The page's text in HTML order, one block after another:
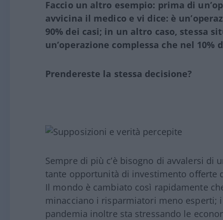
Faccio un altro esempio: prima di
avvicina il medico e vi dice: è
90% dei casi; in un altro caso, stessa
un’operazione complessa che nel
Prendereste la stessa decisione?
Sempre di più c’è bisogno di avvalersi
tante opportunità di investimento oﬀerte
Il mondo è cambiato così rapidamente
minacciano i risparmiatori meno esperti;
pandemia inoltre sta stressando le